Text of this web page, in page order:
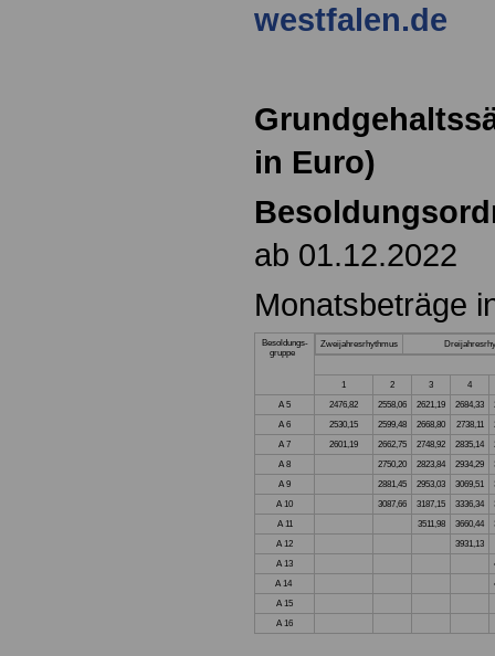
westfalen.de
in Euro)
ab 01.12.2022
Monatsbeträge
Besoldungs-
gruppe
Zweijahresrhythmus
1 2 3
4
A 5
2476,82 2558,06 2621,19 2684,33
A 6
2530,15 2599,48 2668,80 2738,11
A 7
2601,19 2662,75 2748,92 2835,14
A 8
2750,20 2823,84 2934,29
A 9
2881,45 2953,03 3069,51
A 10
3087,66 3187,15 3336,34
A 11
3511,98 3660,44
A 12
3931,13
A 13
A 14
A 15
A 16